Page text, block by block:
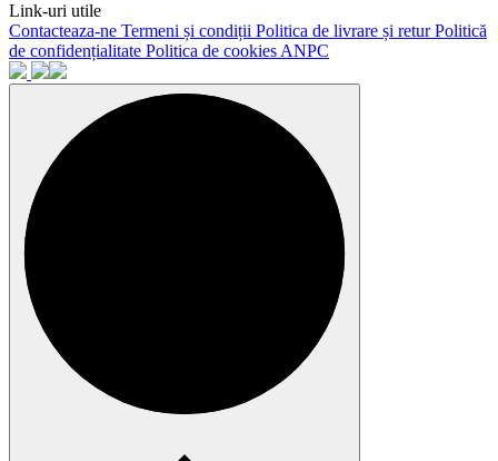
Link-uri utile
Contacteaza-ne Termeni și condiții Politica de livrare și returPolitică
de confidențialitate Politica de cookies ANPC